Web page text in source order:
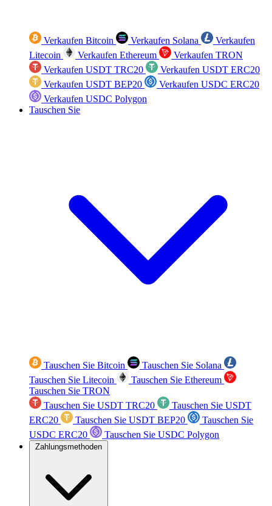
Verkaufen Bitcoin Verkaufen Solana
Verkaufen
Litecoin
Verkaufen Ethereum
Verkaufen TRON
Verkaufen USDT TRC20
Verkaufen USDT ERC20
Verkaufen USDT BEP20
Verkaufen USDC ERC20
Verkaufen USDC Polygon
Tauschen Sie
Tauschen Sie Bitcoin
Tauschen Sie Solana
Tauschen Sie Litecoin
Tauschen Sie Ethereum
Tauschen Sie TRON
Tauschen Sie USDT TRC20
Tauschen Sie USDT
ERC20
Tauschen Sie USDT BEP20
Tauschen Sie
USDC ERC20
Tauschen Sie USDC Polygon
Zahlungsmethoden